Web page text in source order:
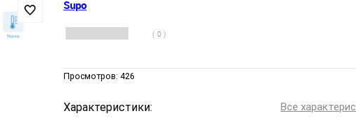
Supo
( 0 )
Просмотров: 426
Характеристики: Все